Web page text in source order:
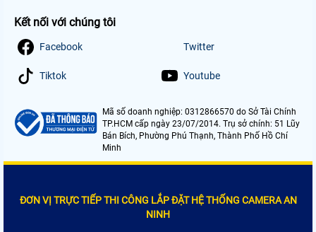
Kết nối với chúng tôi
Facebook Twitter
Tiktok Youtube
Mã số doanh nghiệp: 0312866570 do Sở Tài Chính
TP.HCM cấp ngày 23/07/2014. Trụ sở chính: 51 Lũy
Bán Bích, Phường Phú Thạnh, Thành Phố Hồ Chí
Minh
ĐƠN VỊ TRỰC TIẾP THI CÔNG LẮP ĐẶT HỆ THỐNG CAMERA AN
NINH